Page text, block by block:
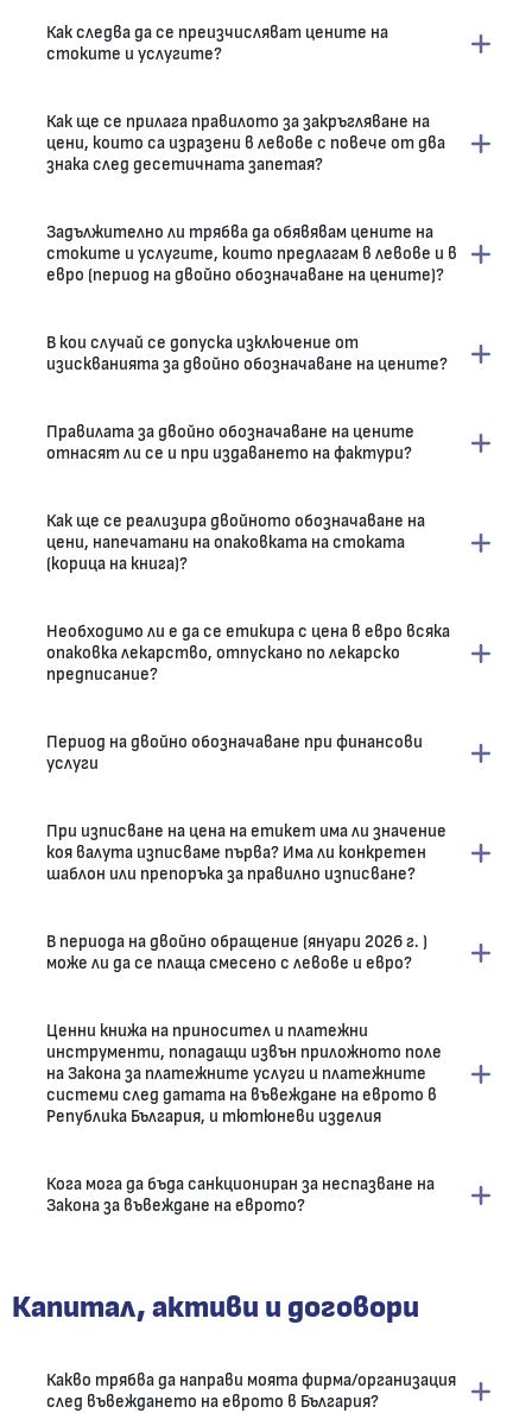
Как следва да се преизчисляват цените на
стоките и услугите?
Как ще се прилага правилото за закръгляване на
цени, които са изразени в левове с повече от два
знака след десетичната запетая?
Задължително ли трябва да обявявам цените на
стоките и услугите, които предлагам в левове и в
евро (период на двойно обозначаване на цените)?
В кои случай се допуска изключение от
изискванията за двойно обозначаване на цените?
Правилата за двойно обозначаване на цените
отнасят ли се и при издаването на фактури?
Как ще се реализира двойното обозначаване на
цени, напечатани на опаковката на стоката
(корица на книга)?
Необходимо ли е да се етикира с цена в евро всяка
опаковка лекарство, отпускано по лекарско
предписание?
Период на двойно обозначаване при финансови
услуги
При изписване на цена на етикет има ли значение
коя валута изписваме първа? Има ли конкретен
шаблон или препоръка за правилно изписване?
В периода на двойно обращение (януари 2026 г. )
може ли да се плаща смесено с левове и евро?
Ценни книжа на приносител и платежни
инструменти, попадащи извън приложното поле
на Закона за платежните услуги и платежните
системи след датата на въвеждане на еврото в
Република България, и тютюневи изделия
Кога мога да бъда санкциониран за неспазване на
Закона за въвеждане на еврото?
Капитал, активи и договори
Какво трябва да направи моята фирма/организация
след въвеждането на еврото в България?